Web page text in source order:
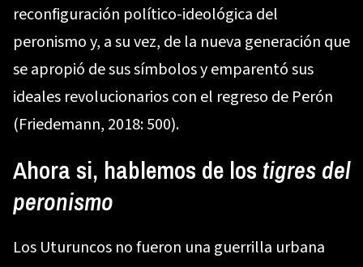
reconfiguración político-ideológica del
peronismo y, a su vez, de la nueva generación que
se apropió de sus símbolos y emparentó sus
ideales revolucionarios con el regreso de Perón
(Friedemann, 2018: 500).
Ahora si, hablemos de los tigres del
peronismo
Los Uturuncos no fueron una guerrilla urbana